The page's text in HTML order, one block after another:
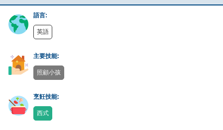
語言:
英語
主要技能:
照顧小孩
烹飪技能:
西式